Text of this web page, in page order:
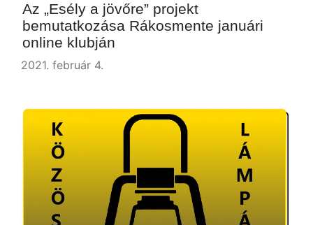
Az „Esély a jövőre” projekt
bemutatkozása Rákosmente januári
online klubján
2021. február 4.